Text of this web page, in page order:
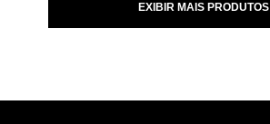
EXIBIR MAIS PRODUTOS